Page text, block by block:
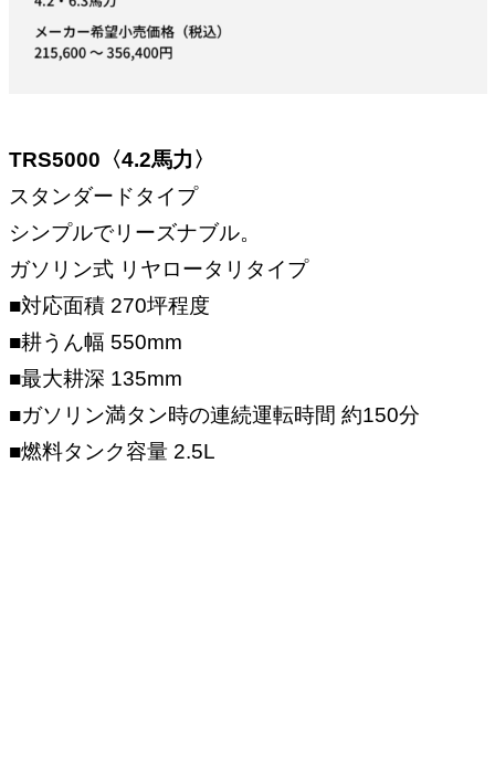
TRS5000〈4.2馬力〉
スタンダードタイプ
シンプルでリーズナブル。
ガソリン式 リヤロータリタイプ
■対応面積 270坪程度
■耕うん幅 550mm
■最大耕深 135mm
■ガソリン満タン時の連続運転時間 約150分
■燃料タンク容量 2.5L